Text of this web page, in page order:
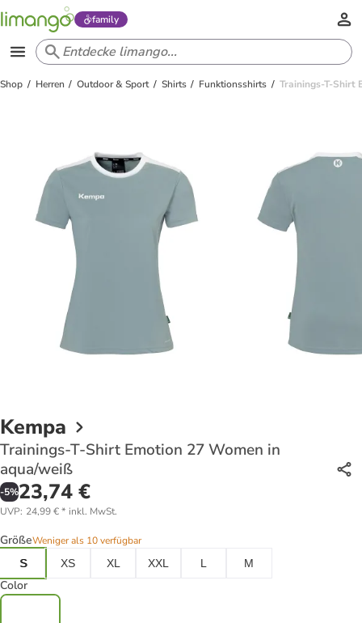
family
Shop Herren Outdoor & Sport Shirts Funktionsshirts Trainings-T-Shirt
Kempa
Trainings-T-Shirt Emotion 27 Women in
aqua/weiß
-5%23,74 €
UVP: 24,99 €* inkl. MwSt.
GrößeWeniger als 10 verfügbar
S
XS XL XXL L M
Color